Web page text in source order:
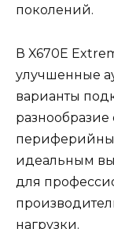
поколений.
В X670E
улучшенные
варианты
разнообразие
идеальным
для
нагрузки.